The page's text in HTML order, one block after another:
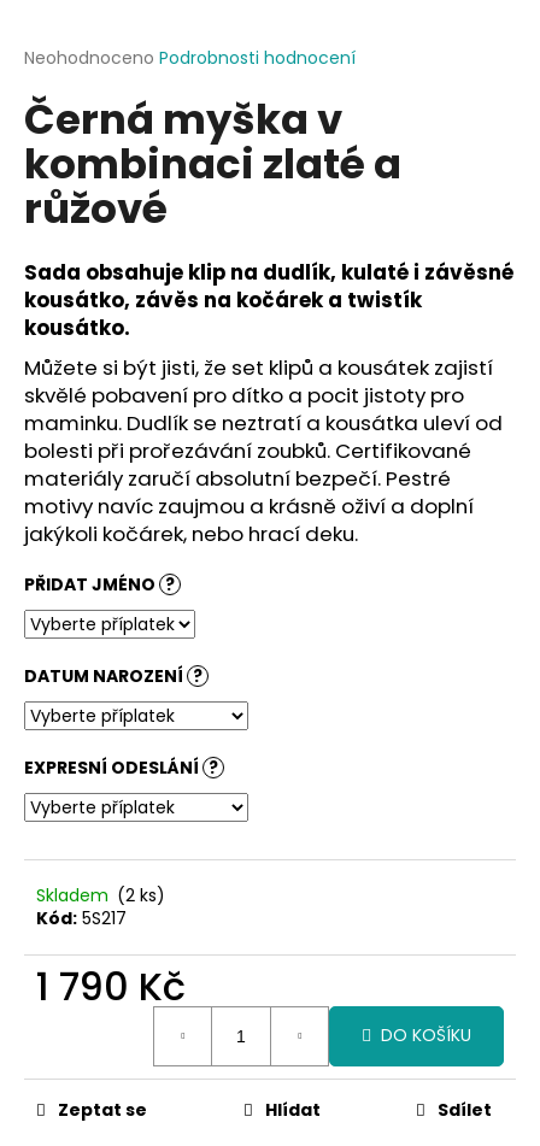
Průměrné
produktu
je
0,0
5
hvězdiček.
Neohodnoceno Podrobnosti hodnocení
Černá myška v
kombinaci zlaté a
růžové
Sada obsahuje klip na dudlík, kulaté i závěsné
kousátko, závěs na kočárek a twistík
kousátko.
Můžete si být jisti, že set klipů a kousátek zajistí
skvělé pobavení pro dítko a pocit jistoty pro
maminku. Dudlík se neztratí a kousátka uleví od
bolesti při prořezávání zoubků. Certifikované
materiály zaručí absolutní bezpečí. Pestré
motivy navíc zaujmou a krásně oživí a doplní
jakýkoli kočárek, nebo hrací deku.
PŘIDAT JMÉNO ?
DATUM NAROZENÍ ?
EXPRESNÍ ODESLÁNÍ ?
Skladem (2 ks)
Kód: 5S217
1 790 Kč
DO KOŠÍKU
Zeptat se Hlídat Sdílet
j
í
t
?
HLEDAT
D
o
p
o
r
u
č
u
j
e
m
e